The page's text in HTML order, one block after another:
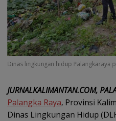
Dinas lingkungan hidup Palangkaraya
JURNALKALIMANTAN.COM,
Palangka Raya, Provinsi
Dinas Lingkungan Hidup